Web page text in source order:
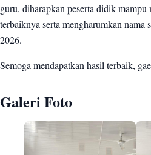
guru, diharapkan peserta didik
terbaiknya serta mengharumkan
2026.
Semoga mendapatkan hasil terbaik,
Galeri Foto